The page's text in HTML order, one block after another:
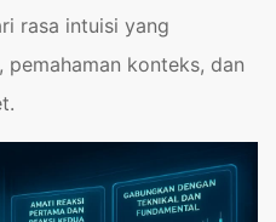
rasa intuisi yang
konteks, dan